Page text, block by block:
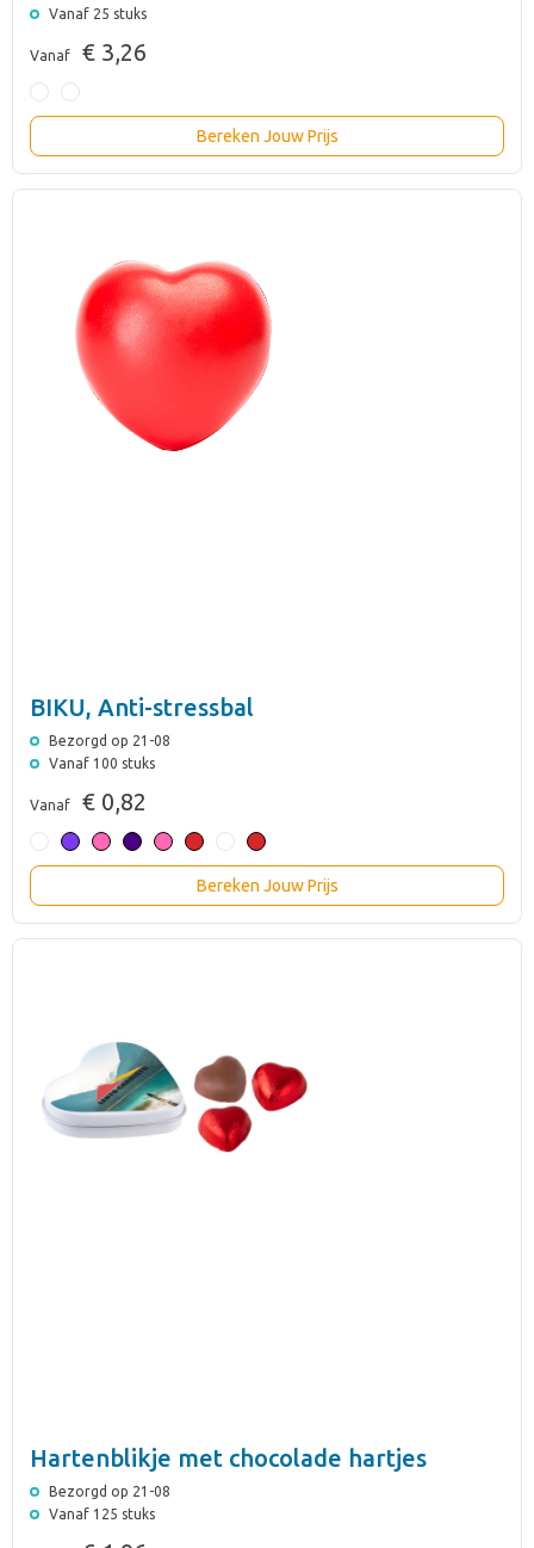
Vanaf 25 stuks
Vanaf € 3,26
Bereken Jouw Prijs
BIKU, Anti-stressbal
Bezorgd op 21-08
Vanaf 100 stuks
Vanaf € 0,82
Bereken Jouw Prijs
Hartenblikje met chocolade hartjes
Bezorgd op 21-08
Vanaf 125 stuks